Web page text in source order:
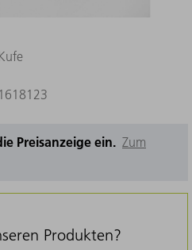
1618123
Preisanzeige ein. Zum
Produkten?